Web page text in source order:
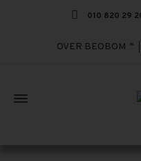
010 820 29
OVER BEOBOM